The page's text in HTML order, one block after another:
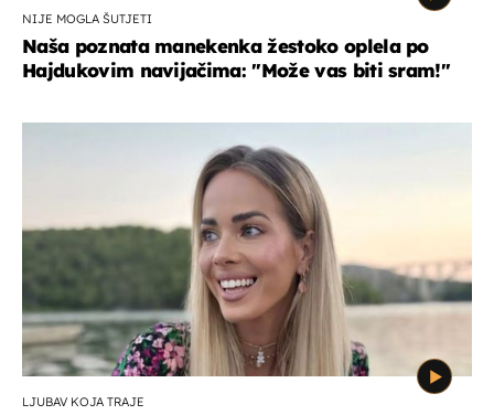
NIJE MOGLA ŠUTJETI
Naša poznata manekenka žestoko oplela po
Hajdukovim navijačima: "Može vas biti sram!"
LJUBAV KOJA TRAJE